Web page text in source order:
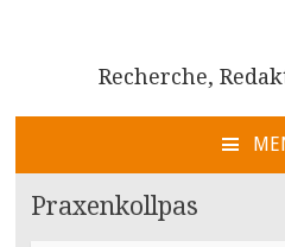
Recherche,
ZUM
INHALT
Praxenkollpas